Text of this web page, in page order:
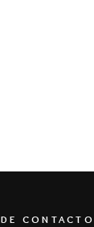
CONTACTO